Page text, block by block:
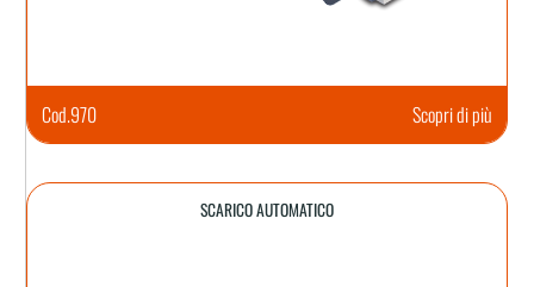
Cod.970 Scopri di più
SCARICO AUTOMATICO